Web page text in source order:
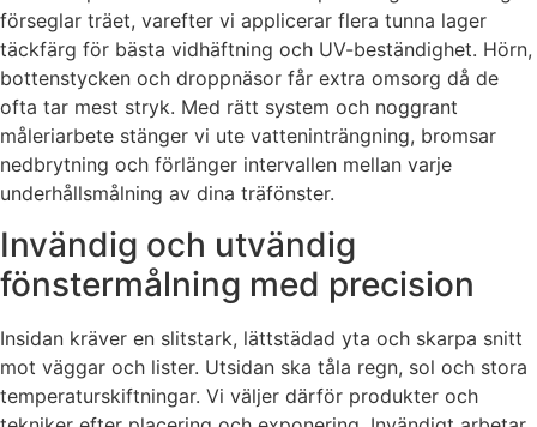
förseglar träet, varefter vi applicerar flera tunna lager
täckfärg för bästa vidhäftning och UV-beständighet. Hörn,
bottenstycken och droppnäsor får extra omsorg då de
ofta tar mest stryk. Med rätt system och noggrant
måleriarbete stänger vi ute vatteninträngning, bromsar
nedbrytning och förlänger intervallen mellan varje
underhållsmålning av dina träfönster.
Invändig och utvändig
fönstermålning med precision
Insidan kräver en slitstark, lättstädad yta och skarpa snitt
mot väggar och lister. Utsidan ska tåla regn, sol och stora
temperaturskiftningar. Vi väljer därför produkter och